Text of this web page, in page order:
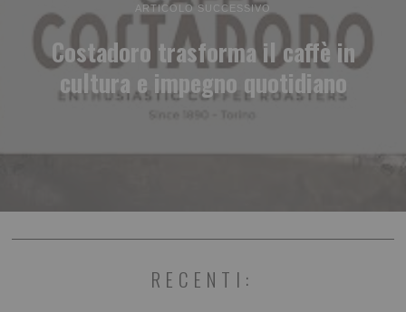
ARTICOLO SUCCESSIVO
Costadoro trasforma il caffè in
cultura e impegno quotidiano
RECENTI: